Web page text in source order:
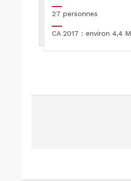
27 personnes
CA 2017 : environ 4,4